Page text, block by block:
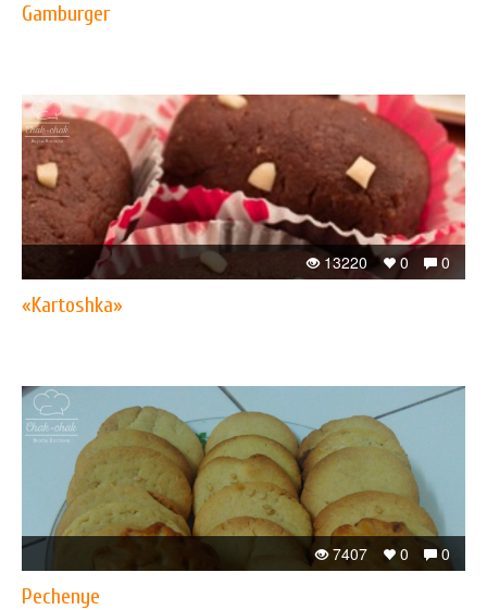
Gamburger
0
0
13220
«Kartoshka»
0
0
7407
Pechenye